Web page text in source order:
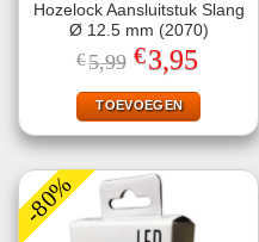
Hozelock Aansluitstuk Slang
Ø 12.5 mm (2070)
€5,99 Oorspronkelijke
prijs
was:
€5,99.
€3,95
is:
€3,95.
TOEVOEGEN
-80%